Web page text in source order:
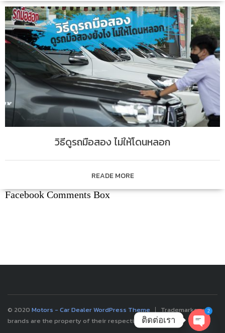
วิธีดูรถมือสอง ไม่ให้โดนหลอก
READE MORE
Facebook Comments Box
© 2020 Motors - Car Dealer WordPress Theme
Trademarks and
brands are the property of their respective owners.
ติดต่อเรา
2